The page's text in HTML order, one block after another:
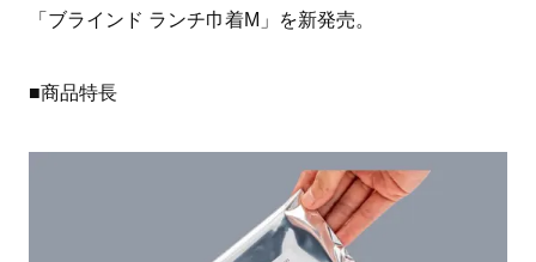
「ブラインド ランチ巾着M」を新発売。
■商品特長